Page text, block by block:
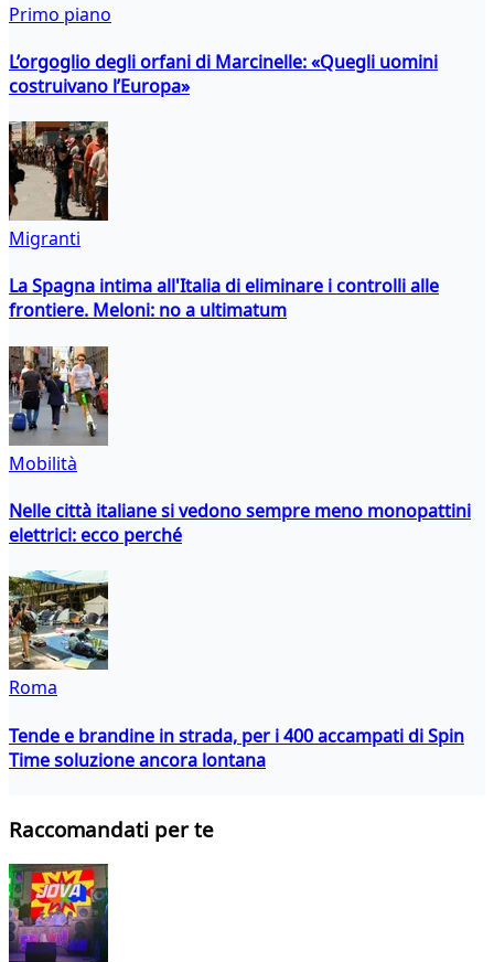
Primo piano
L’orgoglio degli orfani di Marcinelle: «Quegli uomini
costruivano l’Europa»
Migranti
La Spagna intima all'Italia di eliminare i controlli alle
frontiere. Meloni: no a ultimatum
Mobilità
Nelle città italiane si vedono sempre meno monopattini
elettrici: ecco perché
Roma
Tende e brandine in strada, per i 400 accampati di Spin
Time soluzione ancora lontana
Raccomandati per te